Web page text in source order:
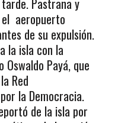
Pastrana y
aeropuerto
de su expulsión.
la isla con la
Payá, que
Red
la Democracia.
de la isla por